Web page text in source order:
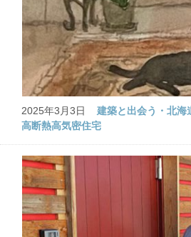
2025年3月3日 建築と出会う・北海
高断熱高気密住宅